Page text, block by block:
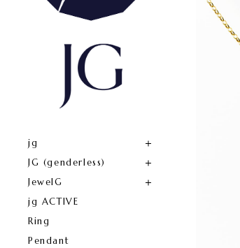
jg
JG (genderless)
JewelG
jg ACTIVE
Ring
Pendant